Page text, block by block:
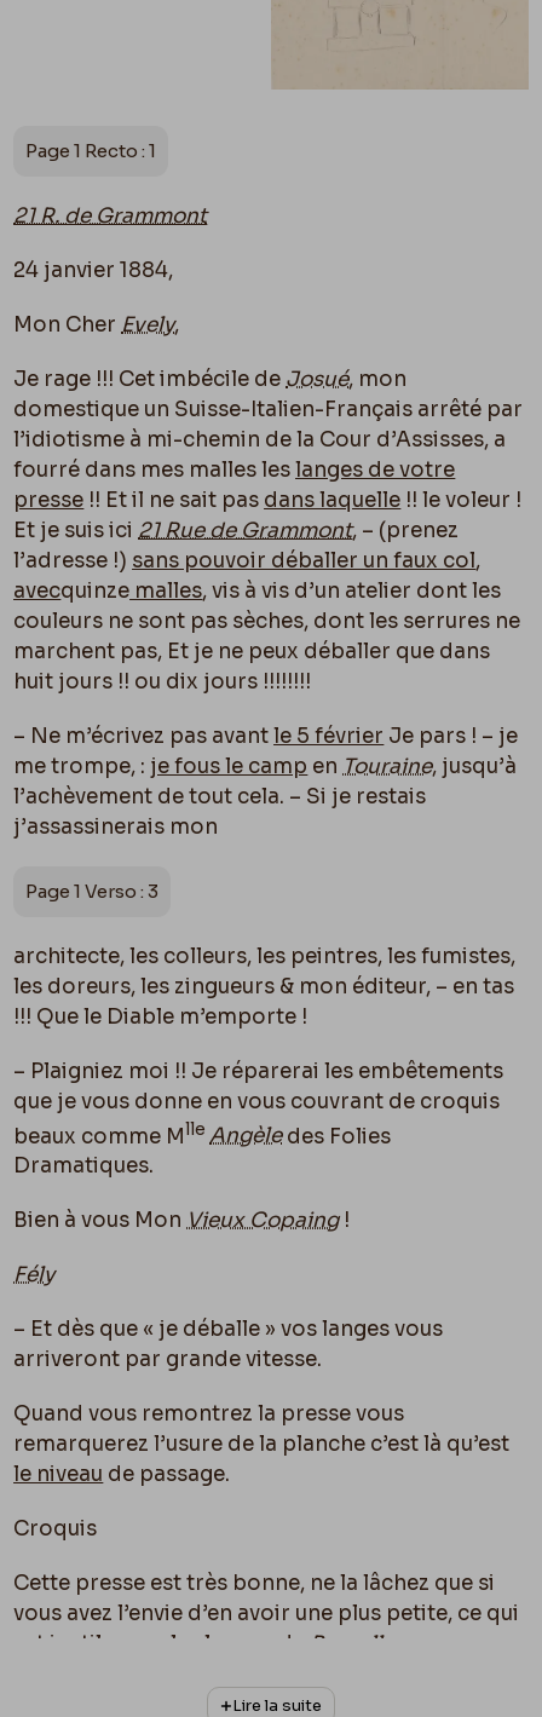
Page 1 Recto : 1
21 R. de Grammont
24 janvier 1884,
Mon Cher Evely,
Je rage !!! Cet imbécile de Josué, mon
domestique un Suisse-Italien-Français arrêté par
l’idiotisme à mi-chemin de la Cour d’Assisses, a
fourré dans mes malles leslanges de votre
presse !! Et il ne sait pas dans laquelle !! le voleur !
Et je suis ici 21 Rue de Grammont, – (prenez
l’adresse !) sans pouvoir déballer un faux col,
avecquinze malles, vis à vis d’un atelier dont les
couleurs ne sont pas sèches, dont les serrures ne
marchent pas, Et je ne peux déballer que dans
huit jours !! ou dix jours !!!!!!!!
– Ne m’écrivez pas avantle 5 février Je pars ! – je
me trompe, : je fous le camp en Touraine, jusqu’à
l’achèvement de tout cela. – Si je restais
j’assassinerais mon
Page 1 Verso : 3
architecte, les colleurs, les peintres, les fumistes,
les doreurs, les zingueurs & mon éditeur, – en tas
!!! Que le Diable m’emporte !
– Plaigniez moi !! Je réparerai les embêtements
que je vous donne en vous couvrant de croquis
beaux comme Mlle Angèledes Folies
Dramatiques.
Bien à vous MonVieux Copaing!
Fély
– Et dès que « je déballe » vos langes vous
arriveront par grande vitesse.
Quand vous remontrez la presse vous
remarquerez l’usure de la planche c’est là qu’est
le niveau de passage.
Croquis
Cette presse est très bonne, ne la lâchez que si
vous avez l’envie d’en avoir une plus petite, ce qui
est inutile avec les locaux de
Bruxelles
Lire la suite